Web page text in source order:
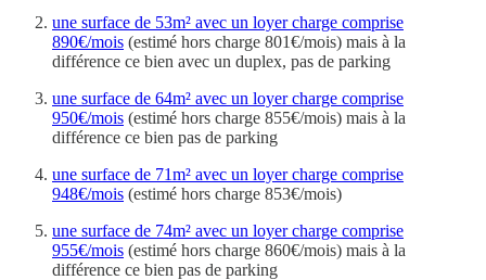
une surface de 53m² avec un loyer charge comprise
890€/mois (estimé hors charge 801€/mois) mais à la
différence ce bien avec un duplex, pas de parking
une surface de 64m² avec un loyer charge comprise
950€/mois (estimé hors charge 855€/mois) mais à la
différence ce bien pas de parking
une surface de 71m² avec un loyer charge comprise
948€/mois (estimé hors charge 853€/mois)
une surface de 74m² avec un loyer charge comprise
955€/mois (estimé hors charge 860€/mois) mais à la
différence ce bien pas de parking